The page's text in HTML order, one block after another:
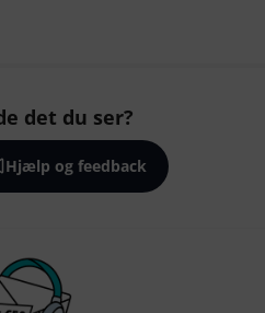
det du ser?
Hjælp og feedback